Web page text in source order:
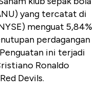
yang tercatat di
menguat 5,84%
perdagangan
ini terjadi
Ronaldo
Devils.